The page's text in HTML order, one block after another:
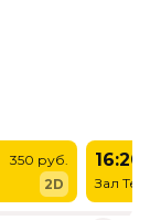
350 руб.
2D
16:20
Зал